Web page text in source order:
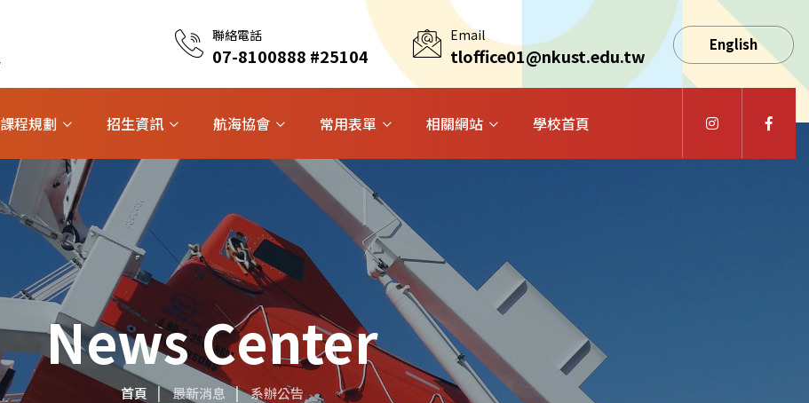
聯絡電話
07-8100888 #25104
Email
tloffice01@nkust.edu.tw
English
課程規劃 招生資訊 航海協會 常用表單 相關網站 學校首頁
News Center
首頁 最新消息 系辦公告